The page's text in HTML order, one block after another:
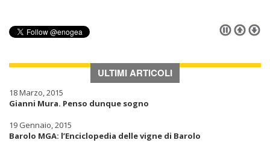
ULTIMI ARTICOLI
18 Marzo, 2015
Gianni Mura. Penso dunque sogno
19 Gennaio, 2015
Barolo MGA: l’Enciclopedia delle vigne di Barolo